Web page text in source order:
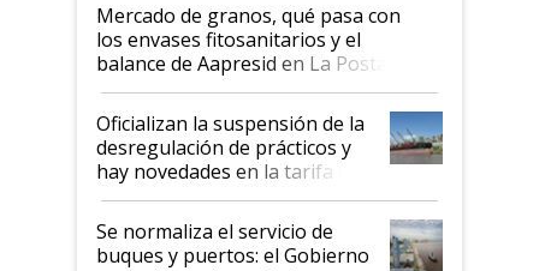
Mercado de granos, qué pasa con
los envases fitosanitarios y el
balance de Aapresid en La Posta
Oficializan la suspensión de la
desregulación de prácticos y
hay novedades en la tarifa de
la hidrovía
Se normaliza el servicio de
buques y puertos: el Gobierno